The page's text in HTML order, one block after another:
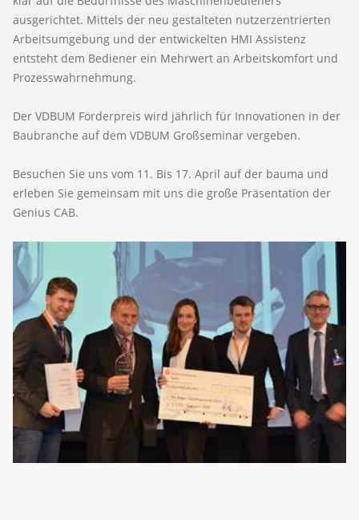
ausgerichtet. Mittels der neu gestalteten nutzerzentrierten
Arbeitsumgebung und der entwickelten HMI Assistenz
entsteht dem Bediener ein Mehrwert an Arbeitskomfort und
Prozesswahrnehmung.
Der VDBUM Förderpreis wird jährlich für Innovationen in der
Baubranche auf dem VDBUM Großseminar vergeben.
Besuchen Sie uns vom 11. Bis 17. April auf der bauma und
erleben Sie gemeinsam mit uns die große Präsentation der
Genius CAB.